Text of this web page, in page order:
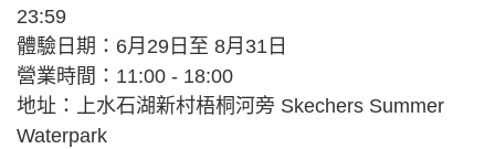
23:59
體驗日期：6月29日至 8月31日
營業時間：11:00 - 18:00
地址：上水石湖新村梧桐河旁 Skechers Summer
Waterpark